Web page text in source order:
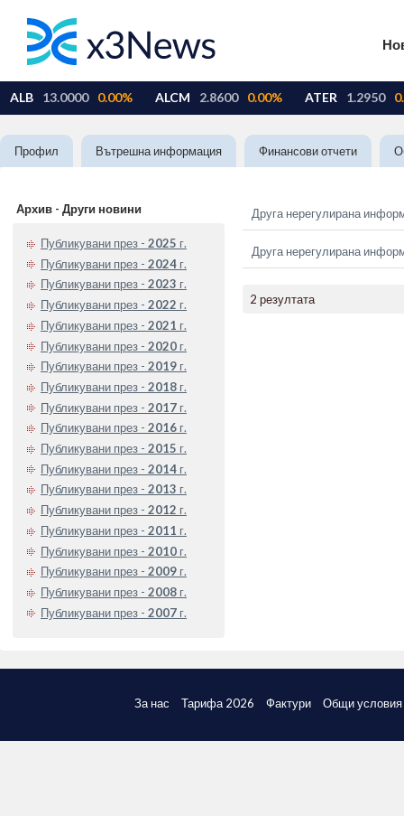
Профил Вътрешна информация Финансови отчети
Архив - Други новини
Публикувани през - 2025 г.
Публикувани през - 2024 г.
Публикувани през - 2023 г.
Публикувани през - 2022 г.
Публикувани през - 2021 г.
Публикувани през - 2020 г.
Публикувани през - 2019 г.
Публикувани през - 2018 г.
Публикувани през - 2017 г.
Публикувани през - 2016 г.
Публикувани през - 2015 г.
Публикувани през - 2014 г.
Публикувани през - 2013 г.
Публикувани през - 2012 г.
Публикувани през - 2011 г.
Публикувани през - 2010 г.
Публикувани през - 2009 г.
Публикувани през - 2008 г.
Публикувани през - 2007 г.
Друга нерегулирана
Друга нерегулирана
2 резултата
За нас Тарифа 2026 Фактури Общи условия